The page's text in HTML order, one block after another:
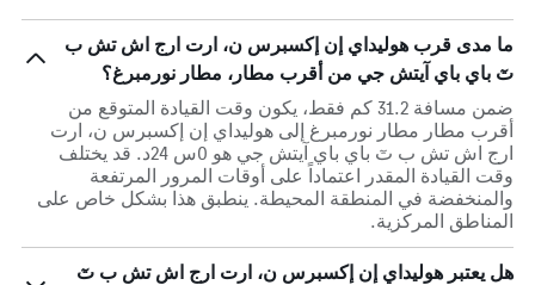
ما مدى قرب هوليداي إن إكسبرس ن، ارت ارج اش تش ب
تٓ باي باي آيتش جي من أقرب مطار، مطار نورمبرغ؟
ضمن مسافة 31.2 كم فقط، يكون وقت القيادة المتوقع من
أقرب مطار مطار نورمبرغ إلى هوليداي إن إكسبرس ن، ارت
ارج اش تش ب تٓ باي باي آيتش جي هو 0س 24د. قد يختلف
وقت القيادة المقدر اعتماداً على أوقات المرور المرتفعة
والمنخفضة في المنطقة المحيطة. ينطبق هذا بشكل خاص على
المناطق المركزية.
هل يعتبر هوليداي إن إكسبرس ن، ارت ارج اش تش ب تٓ